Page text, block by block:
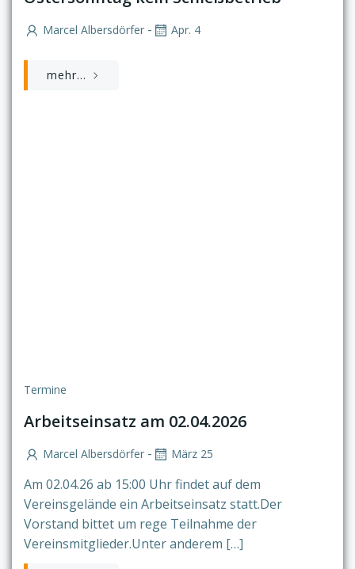
Marcel Albersdörfer - Apr. 4
mehr...
Termine
Arbeitseinsatz am 02.04.2026
Marcel Albersdörfer - März 25
Am 02.04.26 ab 15:00 Uhr findet auf dem
Vereinsgelände ein Arbeitseinsatz statt.Der
Vorstand bittet um rege Teilnahme der
Vereinsmitglieder.Unter anderem […]